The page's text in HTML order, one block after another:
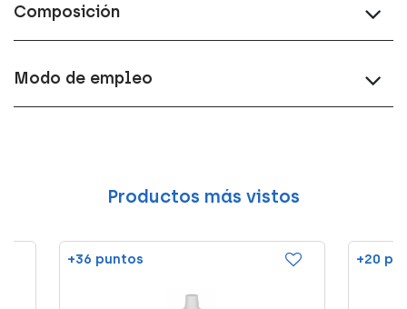
Composición
Modo de empleo
Productos más vistos
+36 puntos +20